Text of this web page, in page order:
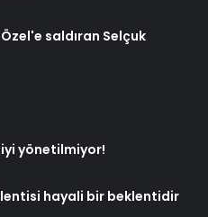
saldıran Selçuk
iyi yönetilmiyor!
hayali bir beklentidir